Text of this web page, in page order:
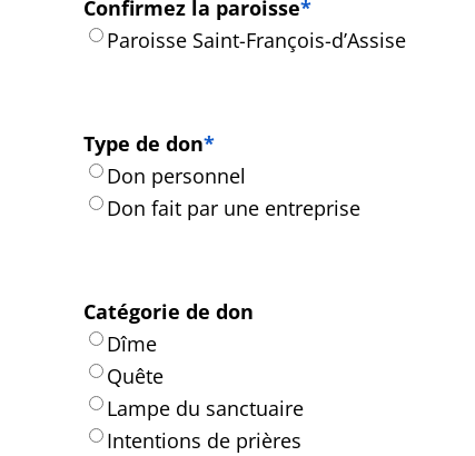
Confirmez la paroisse*
Paroisse Saint-François-d’Assise
Type de don*
Don personnel
Don fait par une entreprise
Catégorie de don
Dîme
Quête
Lampe du sanctuaire
Intentions de prières